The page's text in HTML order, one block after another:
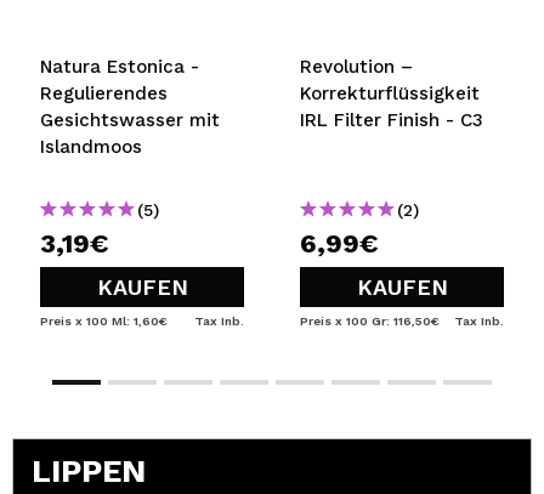
Natura Estonica -
Regulierendes
Gesichtswasser mit
Islandmoos
(5)
3,19€
KAUFEN
Preis x 100 Ml: 1,60€ Tax Inb.
Revolution –
Korrekturflüssigkeit
IRL Filter Finish - C3
(2)
6,99€
KAUFEN
Preis x 100 Gr: 116,50€ Tax Inb.
LIPPEN